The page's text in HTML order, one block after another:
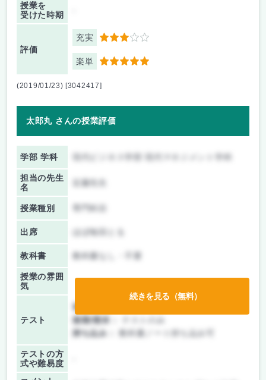
授業を
受けた時期
評価
充実 3
楽単 5
(2019/01/23) [3042417]
太郎丸 さんの授業評価
学部 学科
担当の先生
名
近藤先生
授業種別
出席 ほぼ毎回とる
教科書 教科書なし・不要
授業の雰囲
気
テスト
前期/中間：
後期/期末：
持ち込み：
教科書ノート持ち込み可
テストの方
式や難易度
続きを見る（無料）